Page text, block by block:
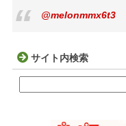
@melonmmx6t3
サイト内検索